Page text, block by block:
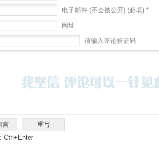
电子邮件 (不会被公开) (必填) *
网址
请输入评论验证码
Ctrl+Enter